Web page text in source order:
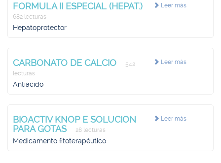
Leer más
FORMULA II ESPECIAL (HEPAT.)
682 lecturas
Hepatoprotector
Leer más
CARBONATO DE CALCIO
542
lecturas
Antiácido
Leer más
BIOACTIV KNOP E SOLUCION
PARA GOTAS
28 lecturas
Medicamento fitoterapéutico